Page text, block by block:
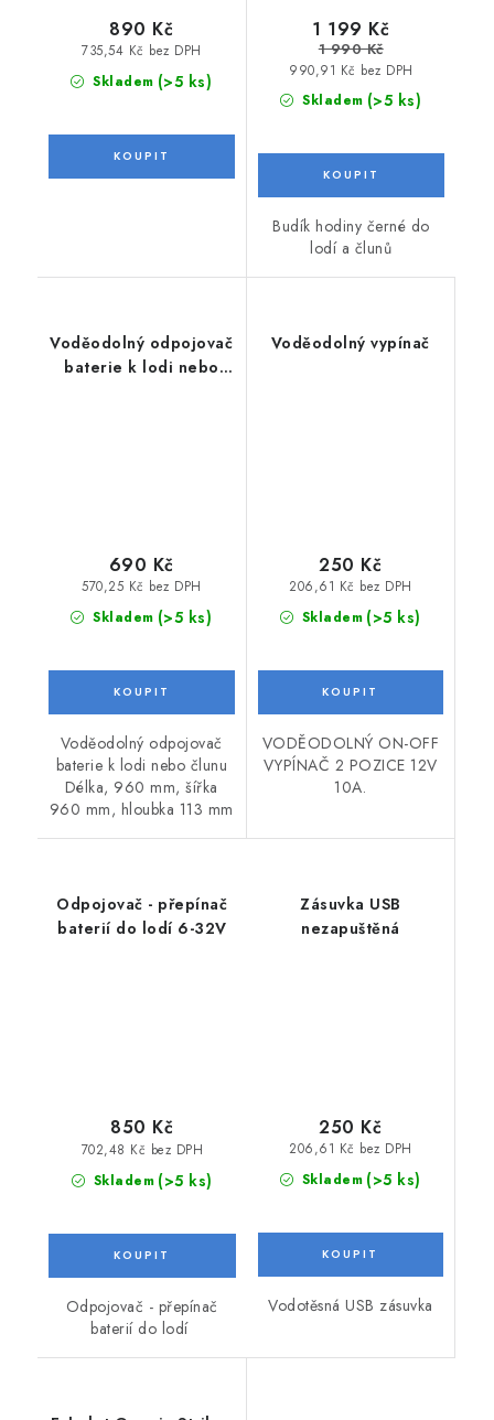
Skladem (>5 ks)
735,54 Kč bez DPH
890 Kč
Skladem (>5 ks)
990,91 Kč bez DPH
1 199 Kč
1 990 Kč
Budík hodiny černé do
lodí a člunů
Voděodolný odpojovač
baterie k lodi nebo
Skladem (>5 ks)
570,25 Kč bez DPH
690 Kč
Voděodolný odpojovač
baterie k lodi nebo člunu
Délka, 960 mm, šířka
960 mm, hloubka 113 mm
Voděodolný vypínač
Skladem (>5 ks)
206,61 Kč bez DPH
250 Kč
VODĚODOLNÝ ON-OFF
VYPÍNAČ 2 POZICE 12V
10A.
Odpojovač - přepínač
baterií do lodí 6-32V
Skladem (>5 ks)
702,48 Kč bez DPH
850 Kč
Odpojovač - přepínač
baterií do lodí
Zásuvka USB
nezapuštěná
Skladem (>5 ks)
206,61 Kč bez DPH
250 Kč
Vodotěsná USB zásuvka